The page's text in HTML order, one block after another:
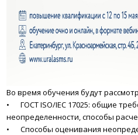
Во время обучения будут
•
ГОСТ ISO/IEC 17025: общие
неопределенности, способы
•
Способы оценивания